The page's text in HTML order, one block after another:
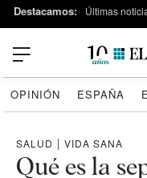
Destacamos: Últimas
OPINIÓN ESPAÑA
SALUD | VIDA SANA
Qué es la